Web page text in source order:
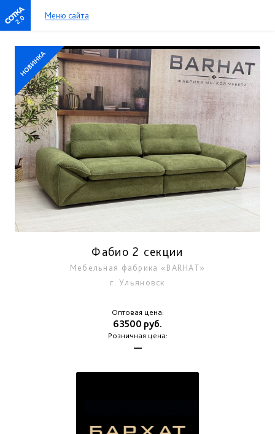
2.0 Меню сайта
Фабио 2 секции
Мебельная фабрика «BARHAT»
г. Ульяновск
Оптовая цена:
63500 руб.
Розничная цена:
—